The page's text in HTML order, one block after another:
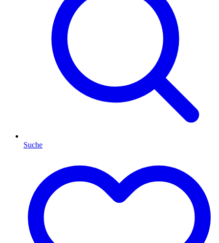
Suche